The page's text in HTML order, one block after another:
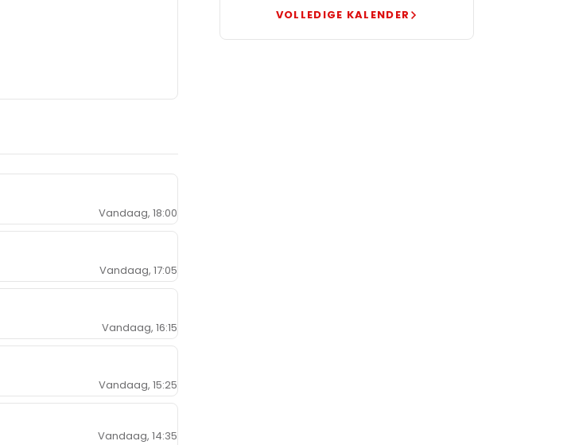
Vandaag, 18:00
Vandaag, 17:05
Vandaag, 16:15
Vandaag, 15:25
Vandaag, 14:35
VOLLEDIGE KALENDER